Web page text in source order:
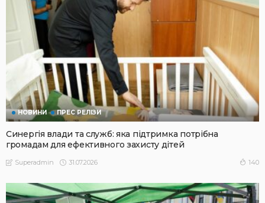
НОВИНИ ПРЕС РЕЛІЗИ
Синергія влади та служб: яка підтримка потрібна
громадам для ефективного захисту дітей
Superadmin 31.07.2026 140